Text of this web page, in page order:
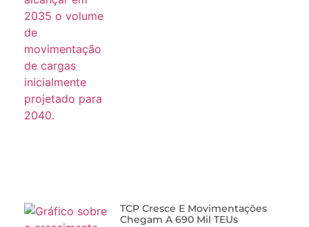
TCP Cresce E Movimentações
Chegam A 690 Mil TEUs